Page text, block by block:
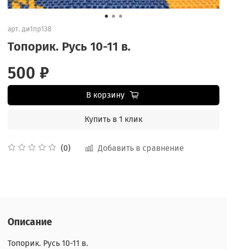
арт. ди1пр138
Топорик. Русь 10-11 в.
(0) Добавить в сравнение
500 ₽
В корзину
Купить в 1 клик
Описание
Топорик. Русь 10-11 в.